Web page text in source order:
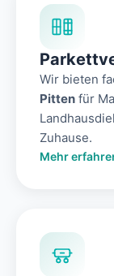
Wir bieten
Pitten für
Zuhause.
Mehr